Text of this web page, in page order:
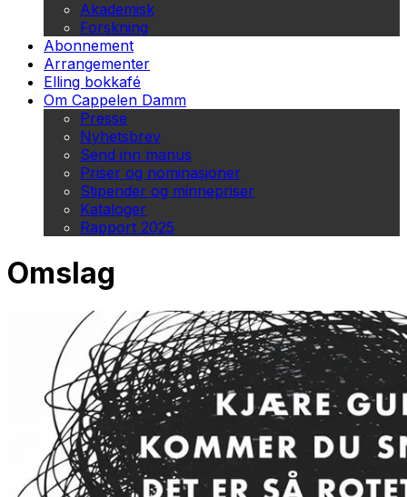
Akademisk
Forskning
Abonnement
Arrangementer
Elling bokkafé
Om Cappelen Damm
Presse
Nyhetsbrev
Send inn manus
Priser og nominasjoner
Stipender og minnepriser
Kataloger
Rapport 2025
Omslag